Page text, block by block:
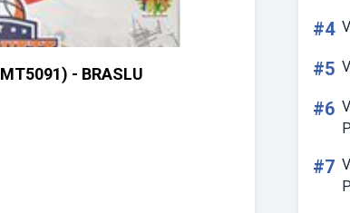
- BRASLU
#4
#5
#6
#7